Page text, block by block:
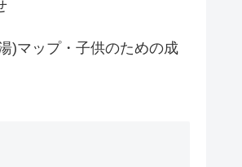
)マップ・子供のための成